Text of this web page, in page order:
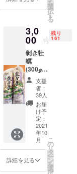
月平成17全
販売が冬の
時代を迎
え、学研自
体が各県の
支社を閉
鎖、事業縮
小。そのあ
おりで廃業
平成19年 4
月 (株) さ
んぽう 専任
講師 厚生労
を
選
択
す
る
3,0
00 円
残り
161
剝き牡
蠣
(300ℊ)×
２
支援
者：
39人
お届
け予
定：
2021
年10
月
詳細を見る
こ
の
リ
タ
ー
ン
を
選
択